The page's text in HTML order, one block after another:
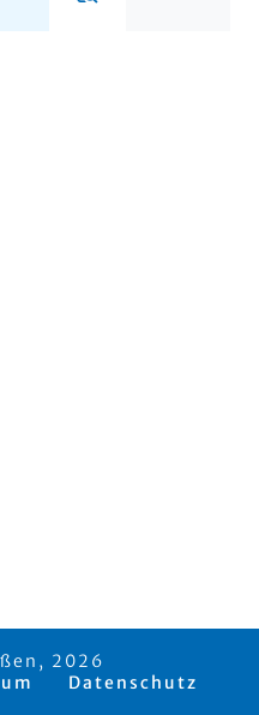
2026
Datenschutz